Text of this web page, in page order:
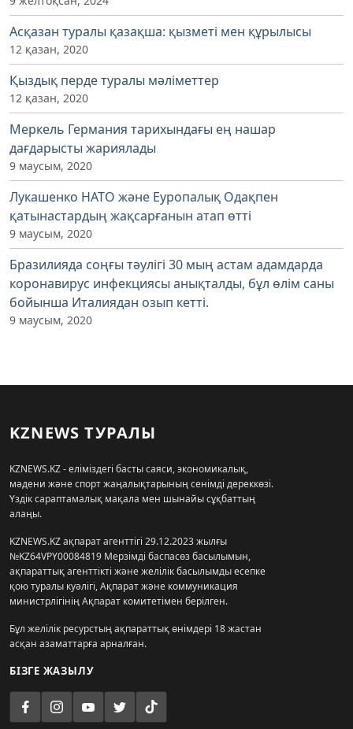
Асқазан туралы қазақша: қызметі мен құрылысы
12 қазан, 2020
Қыздық перде туралы мәліметтер
12 қазан, 2020
Меркель Германия тарихындағы ең нашар
дағдарысты жариялады
9 маусым, 2020
Лукашенко НАТО және Еуропалық Одақпен
қатынастардың жақсарғанын атап өтті
9 маусым, 2020
Бразилияда соңғы тәулігі 30 мың астам адамдарда
коронавирус инфекциясы анықталды, бұл өлім саны
бойынша Италиядан озып кетті.
9 маусым, 2020
KZNEWS ТУРАЛЫ
KZNEWS.KZ - еліміздегі басты саяси, экономикалық,
мәдени және спорт жаңалықтарының сенімді дереккөзі.
Үздік сараптамалық мақала мен шынайы сұқбаттың
алаңы.
KZNEWS.KZ ақпарат агенттігі 29.12.2023 жылғы
№KZ64VPY00084819 Мерзімді баспасөз басылымын,
ақпараттық агенттікті және желілік басылымды есепке
қою туралы куәлігі, Ақпарат және коммуникация
министрлігінің Ақпарат комитетімен берілген.
Бұл желілік ресурстың ақпараттық өнімдері 18 жастан
асқан азаматтарға арналған.
БІЗГЕ ЖАЗЫЛУ